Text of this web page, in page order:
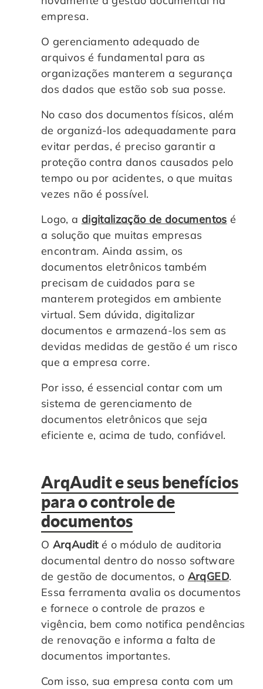
empresa.
O gerenciamento adequado de
arquivos é fundamental para as
organizações manterem a segurança
dos dados que estão sob sua posse.
No caso dos documentos físicos, além
de organizá-los adequadamente para
evitar perdas, é preciso garantir a
proteção contra danos causados pelo
tempo ou por acidentes, o que muitas
vezes não é possível.
Logo, a digitalização de documentos é
a solução que muitas empresas
encontram. Ainda assim, os
documentos eletrônicos também
precisam de cuidados para se
manterem protegidos em ambiente
virtual. Sem dúvida, digitalizar
documentos e armazená-los sem as
devidas medidas de gestão é um risco
que a empresa corre.
Por isso, é essencial contar com um
sistema de gerenciamento de
documentos eletrônicos que seja
eficiente e, acima de tudo, confiável.
ArqAudit e seus benefícios
para o controle de
documentos
O ArqAudité o módulo de auditoria
documental dentro do nosso software
de gestão de documentos, o ArqGED.
Essa ferramenta avalia os documentos
e fornece o controle de prazos e
vigência, bem como notifica pendências
de renovação e informa a falta de
documentos importantes.
Com isso, sua empresa conta com um